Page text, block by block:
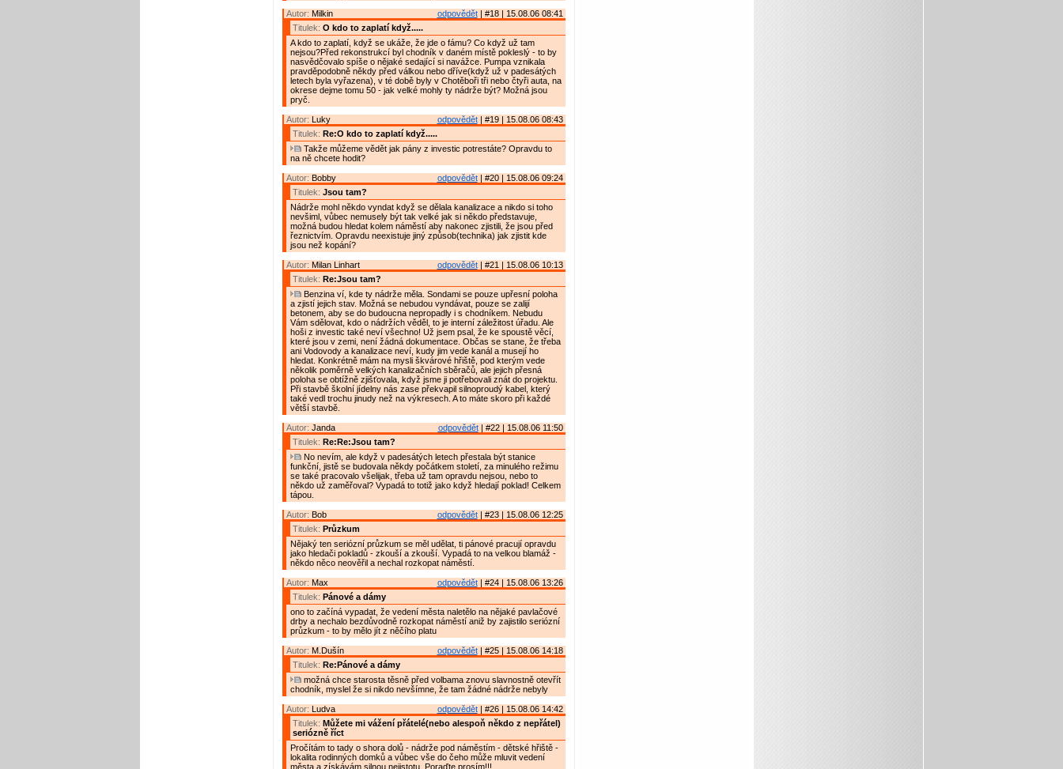
odpovědět| #18 | 15.08.06 08:41
Autor: Milkin
Titulek: O kdo to zaplatí když.....
A kdo to zaplatí, když se ukáže, že jde o fámu? Co když už tam
nejsou?Před rekonstrukcí byl chodník v daném místě pokleslý - to by
nasvědčovalo spíše o nějaké sedající si navážce. Pumpa vznikala
pravděpodobně někdy před válkou nebo dříve(když už v padesátých
letech byla vyřazena), v té době byly v Chotěboři tři nebo čtyři auta, na
okrese dejme tomu 50 - jak velké mohly ty nádrže být? Možná jsou
pryč.
odpovědět| #19 | 15.08.06 08:43
Autor: Luky
Titulek: Re:O kdo to zaplatí když.....
Takže můžeme vědět jak pány z investic potrestáte? Opravdu to
na ně chcete hodit?
odpovědět| #20 | 15.08.06 09:24
Autor: Bobby
Titulek: Jsou tam?
Nádrže mohl někdo vyndat když se dělala kanalizace a nikdo si toho
nevšiml, vůbec nemusely být tak velké jak si někdo představuje,
možná budou hledat kolem náměstí aby nakonec zjistili, že jsou před
řeznictvím. Opravdu neexistuje jiný způsob(technika) jak zjistit kde
jsou než kopání?
odpovědět| #21 | 15.08.06 10:13
Autor: Milan Linhart
Titulek: Re:Jsou tam?
Benzina ví, kde ty nádrže měla. Sondami se pouze upřesní poloha
a zjistí jejich stav. Možná se nebudou vyndávat, pouze se zalijí
betonem, aby se do budoucna nepropadly i s chodníkem. Nebudu
Vám sdělovat, kdo o nádržích věděl, to je interní záležitost úřadu. Ale
hoši z investic také neví všechno! Už jsem psal, že ke spoustě věcí,
které jsou v zemi, není žádná dokumentace. Občas se stane, že třeba
ani Vodovody a kanalizace neví, kudy jim vede kanál a musejí ho
hledat. Konkrétně mám na mysli škvárové hřiště, pod kterým vede
několik poměrně velkých kanalizačních sběračů, ale jejich přesná
poloha se obtížně zjišťovala, když jsme ji potřebovali znát do projektu.
Při stavbě školní jídelny nás zase překvapil silnoproudý kabel, který
také vedl trochu jinudy než na výkresech. A to máte skoro při každé
větší stavbě.
odpovědět| #22 | 15.08.06 11:50
Autor: Janda
Titulek: Re:Re:Jsou tam?
No nevím, ale když v padesátých letech přestala být stanice
funkční, jistě se budovala někdy počátkem století, za minulého režimu
se také pracovalo všelijak, třeba už tam opravdu nejsou, nebo to
někdo už zaměřoval? Vypadá to totiž jako když hledají poklad! Celkem
tápou.
odpovědět| #23 | 15.08.06 12:25
Autor: Bob
Titulek: Průzkum
Nějaký ten seriózní průzkum se měl udělat, ti pánové pracují opravdu
jako hledači pokladů - zkouší a zkouší. Vypadá to na velkou blamáž -
někdo něco neověřil a nechal rozkopat náměstí.
odpovědět| #24 | 15.08.06 13:26
Autor: Max
Titulek: Pánové a dámy
ono to začíná vypadat, že vedení města naletělo na nějaké pavlačové
drby a nechalo bezdůvodně rozkopat náměstí aniž by zajistilo seriózní
průzkum - to by mělo jít z něčího platu
odpovědět| #25 | 15.08.06 14:18
Autor: M.Dušín
Titulek: Re:Pánové a dámy
možná chce starosta těsně před volbama znovu slavnostně otevřít
chodník, myslel že si nikdo nevšímne, že tam žádné nádrže nebyly
odpovědět| #26 | 15.08.06 14:42
Autor: Ludva
Titulek: Můžete mi vážení přátelé(nebo alespoň někdo z nepřátel)
seriózně říct
Pročítám to tady o shora dolů - nádrže pod náměstím - dětské hřiště -
lokalita rodinných domků a vůbec vše do čeho může mluvit vedení
města a získávám silnou nejistotu. Poraďte prosím!!!